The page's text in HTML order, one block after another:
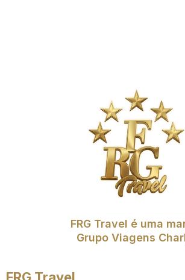
FRG Travel é uma
Grupo Viagens
FRG Travel